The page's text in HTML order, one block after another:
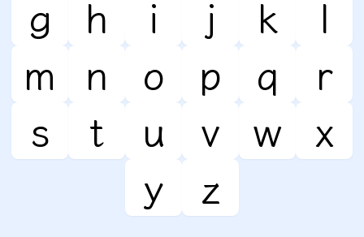
g
h i j k
l
m
n o p q
r
s
t u v w
x
y
z